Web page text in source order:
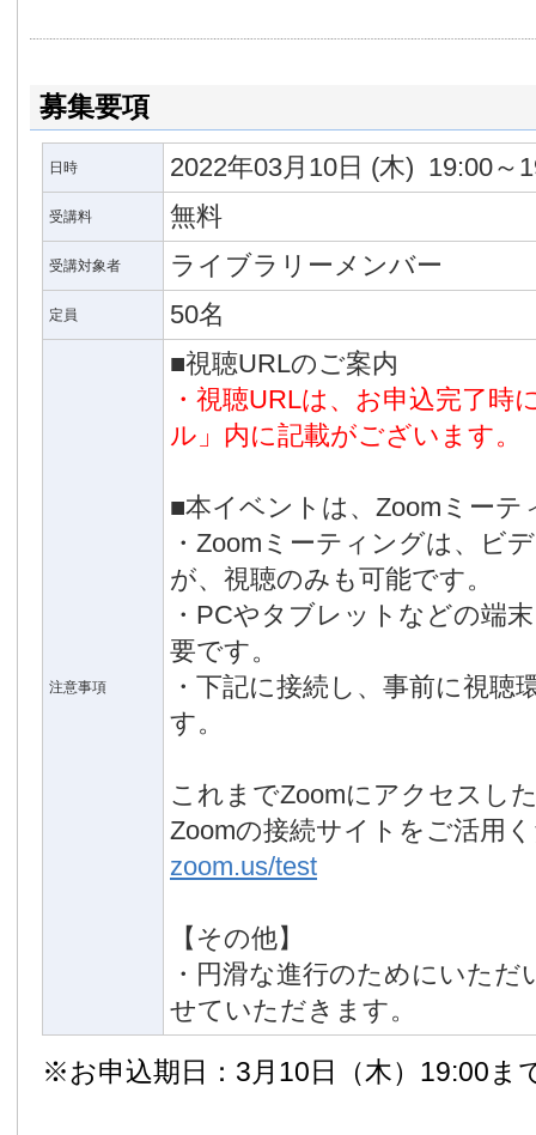
アメリカ大陸を舞台にした移民・難民を追った取材で
Youtubeチャンネル「クロスボーダーリポート」
エクソダス アメリカ国境の狂気と祈り』（新潮社）
募集要項
日時 2022年03月10日 (木) 19:00～
受講料 無料
受講対象者 ライブラリーメンバー
定員 50名
注意事項
■視聴URLのご案内
・視聴URLは、お申込完了時
ル」内に記載がございます。
■本イベントは、Zoomミー
・Zoomミーティングは、ビ
が、視聴のみも可能です。
・PCやタブレットなどの端
要です。
・下記に接続し、事前に視
す。
これまでZoomにアクセスし
Zoomの接続サイトをご活用
zoom.us/test
【その他】
・円滑な進行のためにいた
せていただきます。
※お申込期日：3月10日（木）19:00ま